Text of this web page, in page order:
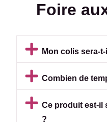
Foire
Mon colis sera-
Combien de
Ce produit est-il
?